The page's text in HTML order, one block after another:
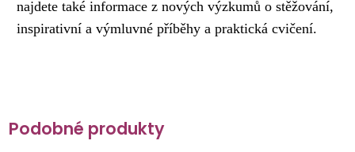
najdete také informace z nových výzkumů o stěžování,
inspirativní a výmluvné příběhy a praktická cvičení.
Podobné produkty